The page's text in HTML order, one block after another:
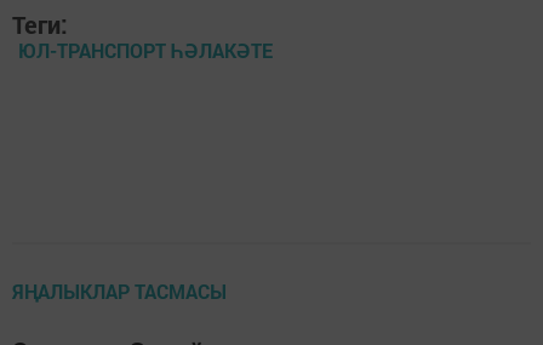
Теги:
ЮЛ-ТРАНСПОРТ ҺӘЛАКӘТЕ
ЯҢАЛЫКЛАР ТАСМАСЫ